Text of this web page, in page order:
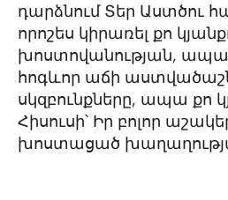
դարձնում Տեր Աստծու
որոշես կիրառել քո
խոստովանության,
հոգևոր աճի
սկզբունքները, ապա քո
Հիսուսի՝ Իր բոլոր
խոստացած